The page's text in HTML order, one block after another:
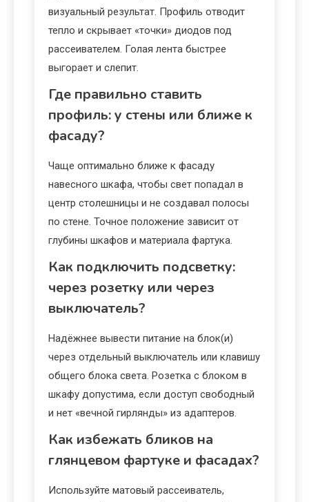
визуальный результат. Профиль отводит
тепло и скрывает «точки» диодов под
рассеивателем. Голая лента быстрее
выгорает и слепит.
Где правильно ставить
профиль: у стены или ближе к
фасаду?
Чаще оптимально ближе к фасаду
навесного шкафа, чтобы свет попадал в
центр столешницы и не создавал полосы
по стене. Точное положение зависит от
глубины шкафов и материала фартука.
Как подключить подсветку:
через розетку или через
выключатель?
Надёжнее вывести питание на блок(и)
через отдельный выключатель или клавишу
общего блока света. Розетка с блоком в
шкафу допустима, если доступ свободный
и нет «вечной гирлянды» из адаптеров.
Как избежать бликов на
глянцевом фартуке и фасадах?
Используйте матовый рассеиватель,